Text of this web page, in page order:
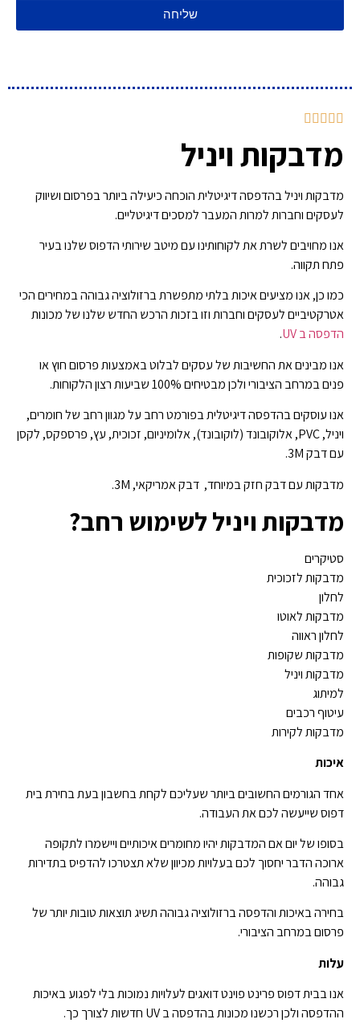
שליחה





מדבקות ויניל
מדבקות ויניל בהדפסה דיגיטלית הוכחה כיעילה ביותר בפרסום ושיווק
לעסקים וחברות למרות המעבר למסכים דיגיטליים.
אנו מחויבים לשרת את לקוחותינו עם מיטב שירותי הדפוס שלנו בעיר
פתח תקווה.
כמו כן, אנו מציעים איכות בלתי מתפשרת ברזולוציה גבוהה במחירים הכי
אטרקטיביים לעסקים וחברות וזו בזכות הרכש החדש שלנו של מכונות
הדפסה ב UV
.
אנו מבינים את החשיבות של עסקים לבלוט באמצעות פרסום חוץ או
פנים במרחב הציבורי ולכן מבטיחים 100% שביעות רצון הלקוחות.
אנו עוסקים בהדפסה דיגיטלית בפורמט רחב על מגוון רחב של חומרים,
ויניל, PVC, אלוקובונד (לוקובונד), אלומיניום, זכוכית, עץ, פרספקס, לקסן
עם דבק 3M.
מדבקות עם דבק חזק במיוחד, דבק אמריקאי, 3M.
מדבקות ויניל לשימוש רחב?
סטיקרים
מדבקות לזכוכית
לחלון
מדבקות לאוטו
לחלון ראווה
מדבקות שקופות
מדבקות ויניל
למיתוג
עיטוף רכבים
מדבקות לקירות
איכות
אחד הגורמים החשובים ביותר שעליכם לקחת בחשבון בעת בחירת בית
דפוס שייעשה לכם את העבודה.
בסופו של יום אם המדבקות יהיו מחומרים איכותיים ויישמרו לתקופה
ארוכה הדבר יחסוך לכם בעלויות מכיוון שלא תצטרכו להדפיס בתדירות
גבוהה.
בחירה באיכות והדפסה ברזולוציה גבוהה תשיג תוצאות טובות יותר של
פרסום במרחב הציבורי.
עלות
אנו בבית דפוס פרינט פוינט דואגים לעלויות נמוכות בלי לפגוע באיכות
ההדפסה ולכן רכשנו מכונות בהדפסה ב UV חדשות לצורך כך.